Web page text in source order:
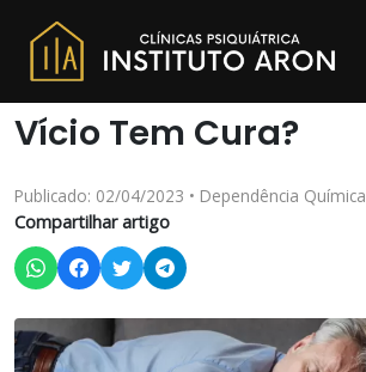
Vício Tem Cura?
Publicado: 02/04/2023 • Dependência Química
Compartilhar artigo